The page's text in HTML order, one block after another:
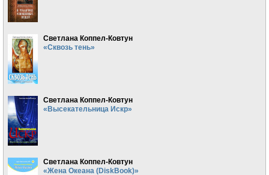
Светлана Коппел-Ковтун
«Сквозь тень»
Светлана Коппел-Ковтун
«Высекательница Искр»
Светлана Коппел-Ковтун
«Жена Океана (DiskBook)»